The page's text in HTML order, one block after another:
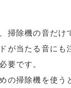
掃除機の音だけ
が当たる音にも
要です。
の掃除機を使う